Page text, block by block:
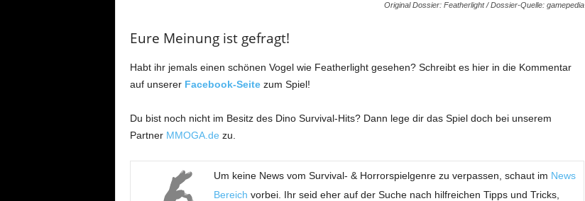
Original Dossier: Featherlight / Dossier-Quelle: gamepedia
Eure Meinung ist gefragt!
Habt ihr jemals einen schönen Vogel wie Featherlight gesehen? Schreibt es hier in die Kommentar
auf unserer Facebook-Seitezum Spiel!
Du bist noch nicht im Besitz des Dino Survival-Hits? Dann lege dir das Spiel doch bei unserem
Partner MMOGA.de zu.
Um keine News vom Survival- & Horrorspielgenre zu verpassen, schaut im News
Bereich vorbei. Ihr seid eher auf der Suche nach hilfreichen Tipps und Tricks,